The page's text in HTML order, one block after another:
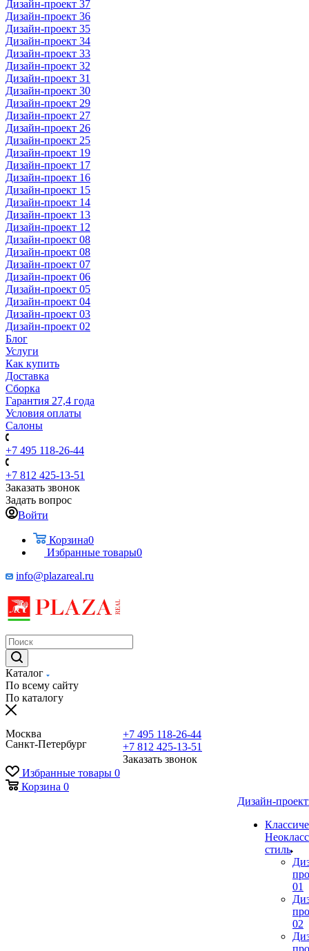
Дизайн-проект 37
Дизайн-проект 36
Дизайн-проект 35
Дизайн-проект 34
Дизайн-проект 33
Дизайн-проект 32
Дизайн-проект 31
Дизайн-проект 30
Дизайн-проект 29
Дизайн-проект 27
Дизайн-проект 26
Дизайн-проект 25
Дизайн-проект 19
Дизайн-проект 17
Дизайн-проект 16
Дизайн-проект 15
Дизайн-проект 14
Дизайн-проект 13
Дизайн-проект 12
Дизайн-проект 08
Дизайн-проект 08
Дизайн-проект 07
Дизайн-проект 06
Дизайн-проект 05
Дизайн-проект 04
Дизайн-проект 03
Дизайн-проект 02
Блог
Услуги
Как купить
Доставка
Сборка
Гарантия 27,4 года
Условия оплаты
Салоны
+7 495 118-26-44
+7 812 425-13-51
Заказать звонок
Задать вопрос
Войти
Корзина0
Избранные товары0
info@plazareal.ru
Каталог
По всему сайту
По каталогу
Москва
Санкт-Петербург
+7 495 118-26-44
+7 812 425-13-51
Заказать звонок
Избранные товары 0
Корзина 0
Дизайн-
стиль
01
02